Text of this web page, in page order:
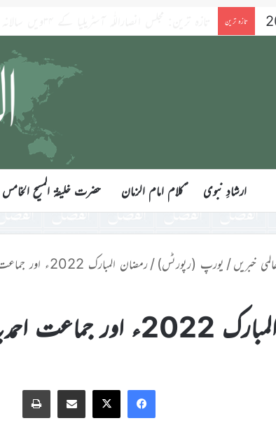
تازہ ترین
ارشادِ نبوی ؑکلام امام الزمان حضرت خلیفۃ المسیح الخامس
خبریں/ یورپ (رپورٹس) /رمضان المبارک 2022ء اور جماعت احمدیہ یونان کی مساعی
یونان کی مساعی
Facebook
X
Share via Email
Print